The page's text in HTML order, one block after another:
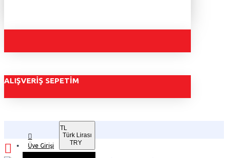
ALIŞVERIŞ SEPETIM
Üye Girişi
TL
Türk Lirası
TRY